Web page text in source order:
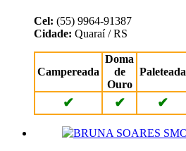
Cel: (55) 9964-91387
Cidade: Quaraí / RS
Campereada
Doma
de
Ouro
Paleteada
✔ ✔ ✔